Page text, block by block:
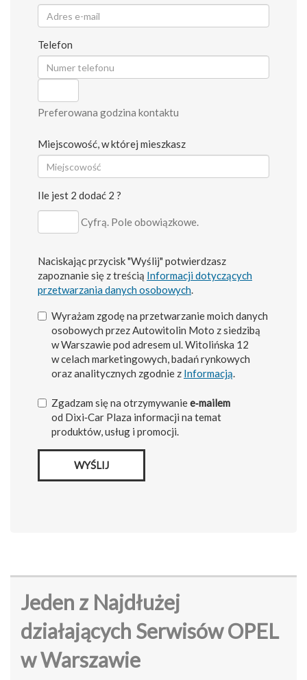
Telefon
Preferowana godzina kontaktu
Miejscowość, w której mieszkasz
Ile jest 2 dodać 2 ?
Cyfrą. Pole obowiązkowe.
Naciskając przycisk "Wyślij" potwierdzasz
zapoznanie się z treścią Informacji dotyczących
przetwarzania danych osobowych.
Wyrażam zgodę na przetwarzanie moich danych
osobowych przez Autowitolin Moto z siedzibą
w Warszawie pod adresem ul. Witolińska 12
w celach marketingowych, badań rynkowych
oraz analitycznych zgodnie z Informacją.
Zgadzam się na otrzymywaniee‑mailem
od Dixi‑Car Plaza informacji na temat
produktów, usług i promocji.
WYŚLIJ
Jeden z Najdłużej
działających Serwisów OPEL
w Warszawie